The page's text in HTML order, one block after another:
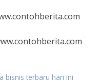
bisnis terbaru hari ini